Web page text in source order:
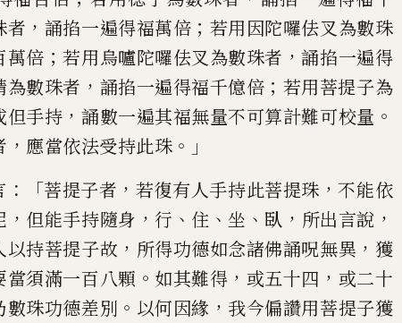
者 ， 誦掐一遍得福萬倍 ； 若用因陀囉佉叉為數珠
萬倍 ；若用烏嚧陀囉佉叉為數珠者 ，誦掐一遍得
為數珠者 ， 誦掐一遍得福千億倍 ； 若用菩提子為
但手持 ，誦數一遍其福無量不可算計難可校量 。
， 應當依法受持此珠 。」
：「菩提子者 ，若復有人手持此菩提珠 ，不能依
， 但能手持隨身 ，行 、 住 、 坐 、 臥 ， 所出言說 ，
以持菩提子故 ， 所得功德如念諸佛誦呪無異 ， 獲
當須滿一百八顆 。 如其難得 ， 或五十四 ， 或二十
數珠功德差別 。 以何因緣 ， 我今偏讚用菩提子獲